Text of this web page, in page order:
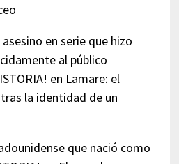
en serie que hizo
al público
en Lamare: el
la identidad de un
que nació como